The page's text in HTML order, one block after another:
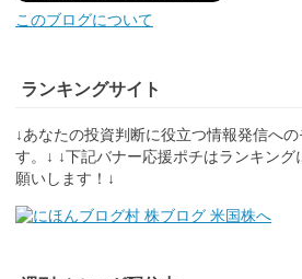
このブログについて
ランキングサイト
↓あなたの投資判断に役立つ情報発信へ
す。↓ ↓下記バナー応援ポチはランキング
願いします！↓